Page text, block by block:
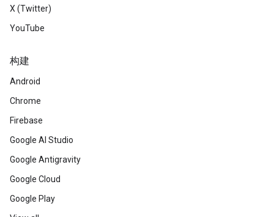
X (Twitter)
YouTube
构建
Android
Chrome
Firebase
Google AI Studio
Google Antigravity
Google Cloud
Google Play